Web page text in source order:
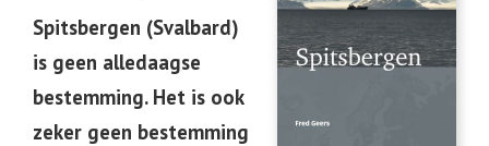
Spitsbergen (Svalbard)
is geen alledaagse
bestemming. Het is ook
zeker geen bestemming